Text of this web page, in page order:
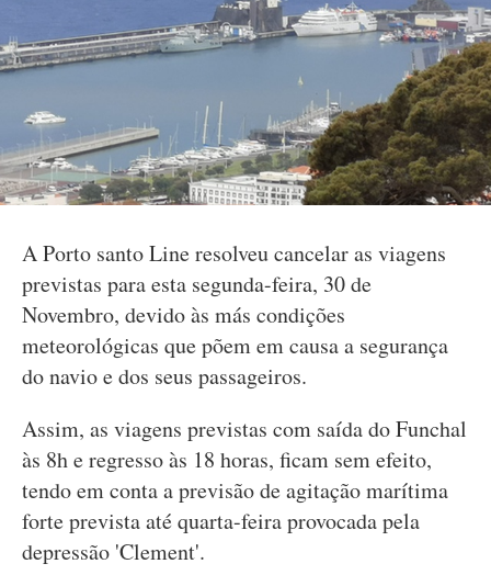
A Porto santo Line resolveu cancelar as viagens
previstas para esta segunda-feira, 30 de
Novembro, devido às más condições
meteorológicas que põem em causa a segurança
do navio e dos seus passageiros.
Assim, as viagens previstas com saída do Funchal
às 8h e regresso às 18 horas, ficam sem efeito,
tendo em conta a previsão de agitação marítima
forte prevista até quarta-feira provocada pela
depressão 'Clement'.